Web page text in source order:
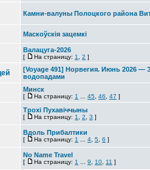
Камни-валуны Полоцкого района
Маскоўскія зацемкі
Валацуга-2026
[ На страницу: 1 2 ]
[Voyage 491] Норвегия. Июнь 2026 —
водопадами
Минск
[ На страницу: 1 45 46 47 ]
Трохі Пухавіччыны
[ На страницу: 1 2 3 ]
Вдоль Прибалтики
[ На страницу: 1 4 5 6 ]
No Name Travel
[ На страницу: 1 9 10 11 ]